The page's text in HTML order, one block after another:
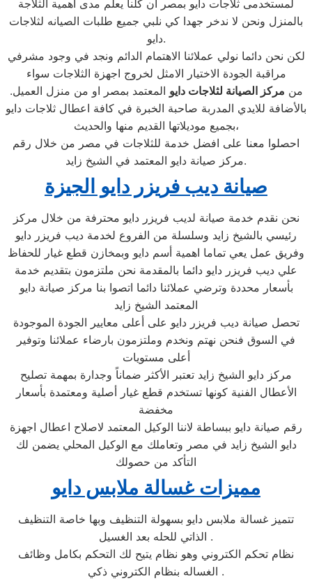
لمستخدمى ثلاجات دايو بمصر ان كلنا يعلم مدى اهمية الثلاجة
بالمنزل ونحن لا ندخر جهدا كي نلبي جميع طلبات الصيانه لثلاجات
دايو.
لكن نحن دائما نولي عملائنا الاهتمام الدائم ونجد في وجود مشرفي
مراقبة الجودة الاختيار الامثل لخروج اجهزة الثلاجات سواء
من مركز الصيانة لثلاجات دايو المعتمد بمصر او من منزل العميل.
بالأضافة للايدي المدربة صاحبة الخبرة في كافة اعطال ثلاجات دايو
بجميع موديلاتها القديم منها والحديث،
احصلوا معنا على افضل خدمة للثلاجات في مصر من خلال رقم
مركز صيانة دايو المعتمد في الشيخ زايد.
صيانة ديب فريزر دايو الجيزة
نحن نقدم خدمة صيانة لديب فريزر دايو محترفة من خلال مركز
رئيسي بالشيخ زايد وسلسلة من الفروع لخدمة ديب فريزر دايو
وفريق عمل يعي تماما اهمية أسم دايو وبمخازن قطع غيار للحفاظ
علي ديب فريزر دايو دائما بالمقدمة نحن ملتزمون بتقديم خدمة
بأسعار محددة وترضي عملائنا دائما اتصوا بنا مركز صيانة دايو
المعتمد الشيخ زايد
تحصل صيانة ديب فريزر دايو على أعلى معايير الجودة الموجودة
في السوق فنحن نهتم ونخدم وملتزمون بارضاء عملائنا وتوفير
أعلى مستويات
مركز دايو الشيخ زايد تعتبر الأكثر ضماناً وجدارة بمهمة تصليح
الأعطال الفنية كونها تستخدم قطع غيار أصلية ومعتمدة بأسعار
مخفضة
رقم صيانة دايو ببساطة لاننا الوكيل المعتمد لاصلاح اعطال اجهزة
دايو الشيخ زايد في مصر وتعاملك مع الوكيل المحلي يضمن لك
التأكد من حصولك
مميزات غسالة ملابس دايو
تتميز غسالة ملابس دايو بسهولة التنظيف وبها خاصة التنظيف
الذاتي للحله بعد الغسيل .
نظام تحكم الكتروني وهو نظام يتيح لك التحكم بكامل وظائف
الغساله بنظام الكتروني ذكي .